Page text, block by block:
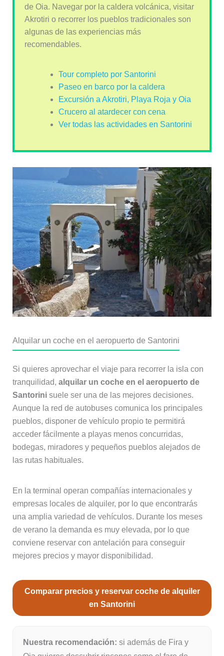
de Oia. Navegar por la caldera volcánica, visitar
Akrotiri o recorrer los pueblos tradicionales son
algunas de las experiencias más
recomendables.
Tour completo por Santorini
Paseo en barco por la caldera
Excursión a Akrotiri, Playa Roja y Oia
Crucero al atardecer con cena
Ver todas las actividades en Santorini
Alquilar un coche en el aeropuerto de Santorini
Si quieres aprovechar el viaje para recorrer la isla con
tranquilidad, alquilar un coche en el aeropuerto de
Santorinisuele ser una de las mejores decisiones.
Aunque la red de autobuses comunica los principales
pueblos, disponer de vehículo propio te permitirá
acceder fácilmente a playas menos concurridas,
bodegas, miradores y pequeños pueblos alejados de
las rutas habituales.
En la terminal operan compañías internacionales y
empresas locales de alquiler, por lo que encontrarás
una amplia variedad de vehículos. Durante los meses
de verano la demanda es muy elevada, por lo que
conviene reservar con antelación para conseguir
mejores precios y mayor disponibilidad.
Comparar precios y reservar coche de alquiler
en Santorini
Nuestra recomendación: si además de Fira y